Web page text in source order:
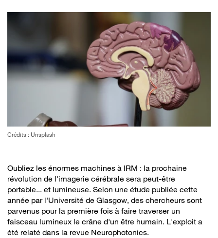
Crédits : Unsplash
Oubliez les énormes machines à IRM : la prochaine
révolution de l'imagerie cérébrale sera peut-être
portable... et lumineuse. Selon une étude publiée cette
année par l'Université de Glasgow, des chercheurs sont
parvenus pour la première fois à faire traverser un
faisceau lumineux le crâne d'un être humain. L'exploit a
été relaté dans la revue Neurophotonics.